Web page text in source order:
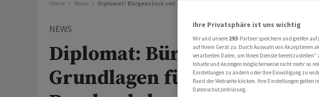
Home News Diplomat: Bürgenstock soll Grundlagen für Einbezug Russlands legen
NEWS
Diplomat: Bürgenstock soll
Grundlagen für Einbezug
Ihre Privatsphäre ist uns wichtig
Wir und unsere 293-Partner speichern und greifen
auf Ihrem Gerät zu. Durch Auswahl von Akzeptieren
verarbeiten Daten, um Ihnen Dienste
Inhalte und Anzeigen möglicherweise nicht mehr so
Einstellungen zu ändern oder Ihre Einwilligung zu
Rand der Webseite klicken. Ihre Einstellungen gelten
Datenschutzerklärung.